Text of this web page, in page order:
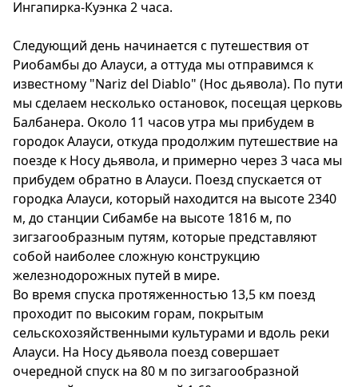
Ингапирка-Куэнка 2 часа.
Следующий день начинается с путешествия от
Риобамбы до Алауси, а оттуда мы отправимся к
известному "Nariz del Diablo" (Нос дьявола). По пути
мы сделаем несколько остановок, посещая церковь
Балбанера. Около 11 часов утра мы прибудем в
городок Алауси, откуда продолжим путешествие на
поезде к Носу дьявола, и примерно через 3 часа мы
прибудем обратно в Алауси. Поезд спускается от
городка Алауси, который находится на высоте 2340
м, до станции Сибамбе на высоте 1816 м, по
зигзагообразным путям, которые представляют
собой наиболее сложную конструкцию
железнодорожных путей в мире.
Во время спуска протяженностью 13,5 км поезд
проходит по высоким горам, покрытым
сельскохозяйственными культурами и вдоль реки
Алауси. На Носу дьявола поезд совершает
очередной спуск на 80 м по зигзагообразной